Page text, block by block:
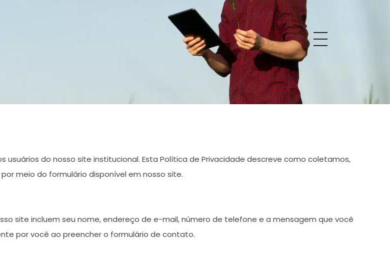
do nosso site institucional. Esta Política de Privacidade descreve como coletamos,
meio do formulário disponível em nosso site.
site incluem seu nome, endereço de e-mail, número de telefone e a mensagem que você
por você ao preencher o formulário de contato.